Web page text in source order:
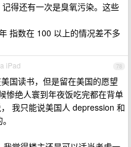
得还有一次是臭氧污染。这些
指数在 100 以上的情况差不多
78
iPad
国读书，但是留在美国的愿望
惨绝人寰到年夜饭吃完都在背单
我只能说美国人 depression 和